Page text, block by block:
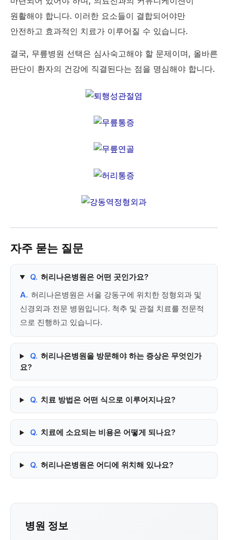
원활해야 합니다. 이러한 요소들이 결합되어야만
안전하고 효과적인 치료가 이루어질 수 있습니다.
결국, 무릎병원 선택은 심사숙고해야 할 문제이며, 올바른
판단이 환자의 건강에 직결된다는 점을 명심해야 합니다.
자주 묻는 질문
Q. 허리나은병원은 어떤 곳인가요?
A. 허리나은병원은 서울 강동구에 위치한 정형외과 및
신경외과 전문 병원입니다. 척추 및 관절 치료를 전문적
으로 진행하고 있습니다.
Q. 허리나은병원을 방문해야 하는 증상은 무엇인가
요?
Q. 치료 방법은 어떤 식으로 이루어지나요?
Q. 치료에 소요되는 비용은 어떻게 되나요?
Q. 허리나은병원은 어디에 위치해 있나요?
병원 정보